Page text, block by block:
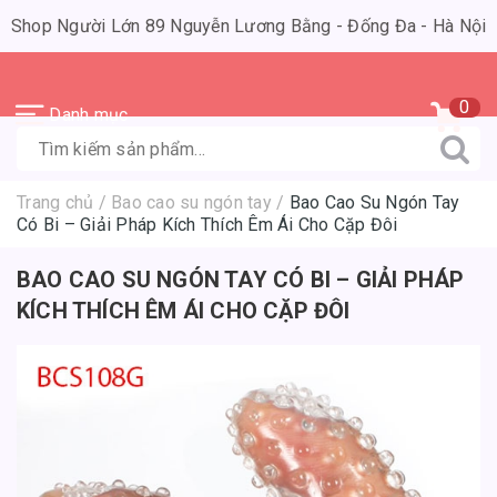
Shop Người Lớn 89 Nguyễn Lương Bằng - Đống Đa - Hà Nội
Danh mục 0
Trang chủ / Bao cao su ngón tay / Bao Cao Su Ngón Tay
Có Bi – Giải Pháp Kích Thích Êm Ái Cho Cặp Đôi
BAO CAO SU NGÓN TAY CÓ BI – GIẢI PHÁP
KÍCH THÍCH ÊM ÁI CHO CẶP ĐÔI